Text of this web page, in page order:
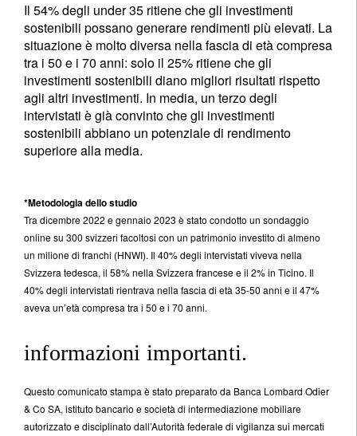
Il 54% degli under 35 ritiene che gli investimenti
sostenibili possano generare rendimenti più elevati. La
situazione è molto diversa nella fascia di età compresa
tra i 50 e i 70 anni: solo il 25% ritiene che gli
investimenti sostenibili diano migliori risultati rispetto
agli altri investimenti. In media, un terzo degli
intervistati è già convinto che gli investimenti
sostenibili abbiano un potenziale di rendimento
superiore alla media.
*Metodologia dello studio
Tra dicembre 2022 e gennaio 2023 è stato condotto un sondaggio
online su 300 svizzeri facoltosi con un patrimonio investito di almeno
un milione di franchi (HNWI). Il 40% degli intervistati viveva nella
Svizzera tedesca, il 58% nella Svizzera francese e il 2% in Ticino. Il
40% degli intervistati rientrava nella fascia di età 35-50 anni e il 47%
aveva un’età compresa tra i 50 e i 70 anni.
informazioni importanti.
Questo comunicato stampa è stato preparato da Banca Lombard Odier
& Co SA, istituto bancario e società di intermediazione mobiliare
autorizzato e disciplinato dall’Autorità federale di vigilanza sui mercati